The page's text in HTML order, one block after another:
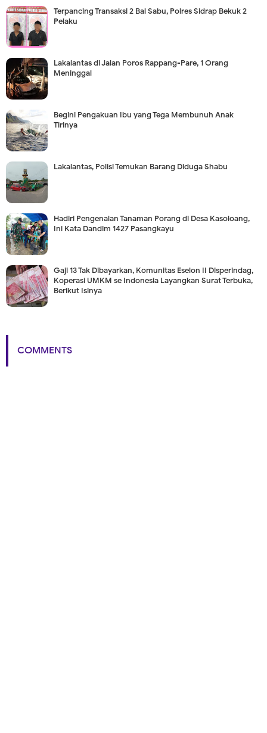
Terpancing Transaksi 2 Bal Sabu, Polres Sidrap Bekuk 2
Pelaku
Lakalantas di Jalan Poros Rappang-Pare, 1 Orang
Meninggal
Begini Pengakuan Ibu yang Tega Membunuh Anak
Tirinya
Lakalantas, Polisi Temukan Barang Diduga Shabu
Hadiri Pengenalan Tanaman Porang di Desa Kasoloang,
Ini Kata Dandim 1427 Pasangkayu
Gaji 13 Tak Dibayarkan, Komunitas Eselon II Disperindag,
Koperasi UMKM se Indonesia Layangkan Surat Terbuka,
Berikut Isinya
COMMENTS